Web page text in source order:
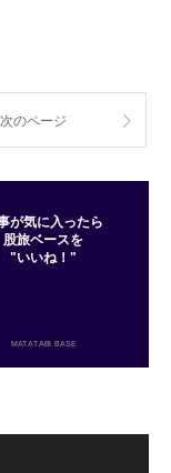
次のページ
が気に入ったら
股旅ベースを
"いいね！"
MATATABI BASE